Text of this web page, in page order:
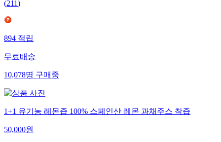
(211)
894 적립
무료배송
10,078명 구매중
1+1 유기농 레몬즙 100% 스페인산 레몬 과채주스 착즙
50,000원